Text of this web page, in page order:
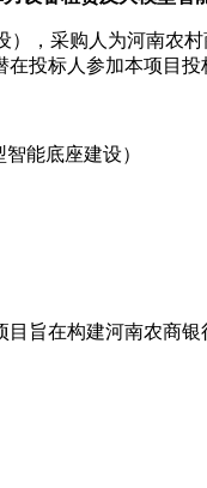
，采购人为河南农
投标人参加本项目投
能底座建设）
旨在构建河南农商